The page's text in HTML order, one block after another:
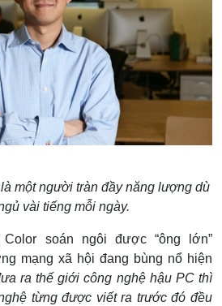
một người tràn đầy năng lượng dù
vài tiếng mỗi ngày.
soán ngôi được “ông lớn”
mạng xã hội đang bùng nổ hiện
ra thế giới công nghệ hậu PC thì
từng được viết ra trước đó đều